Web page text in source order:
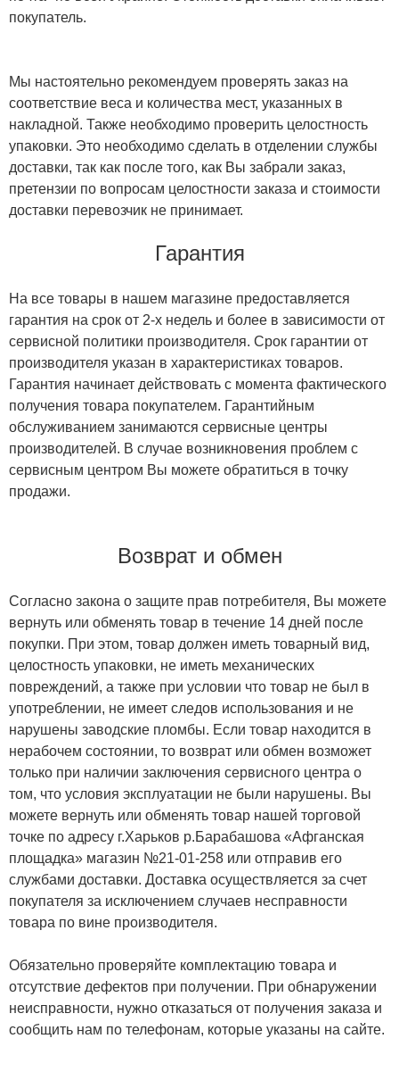
покупатель.
Мы настоятельно рекомендуем проверять заказ на
соответствие веса и количества мест, указанных в
накладной. Также необходимо проверить целостность
упаковки. Это необходимо сделать в отделении службы
доставки, так как после того, как Вы забрали заказ,
претензии по вопросам целостности заказа и стоимости
доставки перевозчик не принимает.
Гарантия
На все товары в нашем магазине предоставляется
гарантия на срок от 2-х недель и более в зависимости от
сервисной политики производителя. Срок гарантии от
производителя указан в характеристиках товаров.
Гарантия начинает действовать с момента фактического
получения товара покупателем. Гарантийным
обслуживанием занимаются сервисные центры
производителей. В случае возникновения проблем с
сервисным центром Вы можете обратиться в точку
продажи.
Возврат и обмен
Согласно закона о защите прав потребителя, Вы можете
вернуть или обменять товар в течение 14 дней после
покупки. При этом, товар должен иметь товарный вид,
целостность упаковки, не иметь механических
повреждений, а также при условии что товар не был в
употреблении, не имеет следов использования и не
нарушены заводские пломбы. Если товар находится в
нерабочем состоянии, то возврат или обмен возможет
только при наличии заключения сервисного центра о
том, что условия эксплуатации не были нарушены. Вы
можете вернуть или обменять товар нашей торговой
точке по адресу г.Харьков р.Барабашова «Афганская
площадка» магазин №21-01-258 или отправив его
службами доставки. Доставка осуществляется за счет
покупателя за исключением случаев несправности
товара по вине производителя.
Обязательно проверяйте комплектацию товара и
отсутствие дефектов при получении. При обнаружении
неисправности, нужно отказаться от получения заказа и
сообщить нам по телефонам, которые указаны на сайте.